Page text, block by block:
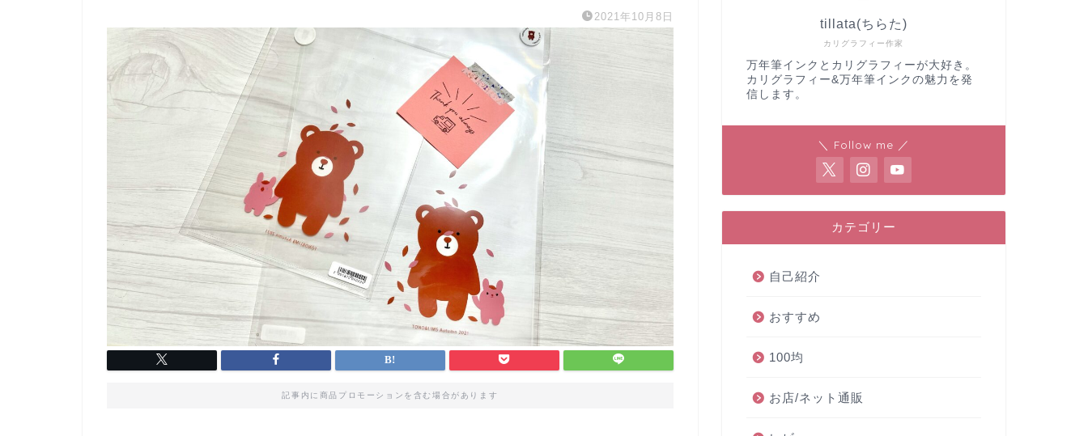
2021年10月8日
記事内に商品プロモーションを含む場合があります
カリグラフィー作家
tillata(ちらた)
万年筆インクとカリグラフィーが大好き。
カリグラフィー&万年筆インクの魅力を発
信します。
＼ Follow me ／
カテゴリー
自己紹介
おすすめ
100均
お店/ネット通販